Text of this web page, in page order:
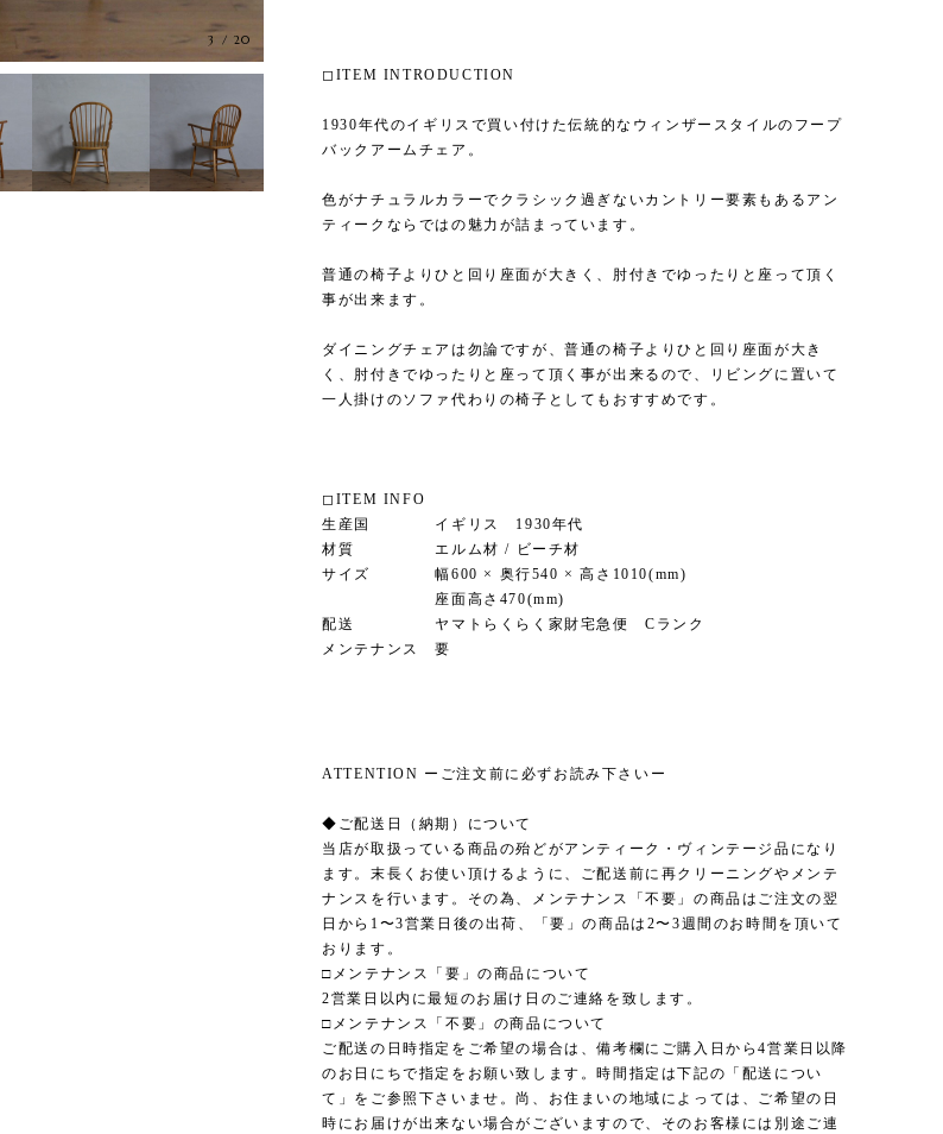
3 / 20
◻︎ITEM INTRODUCTION
1930年代のイギリスで買い付けた伝統的なウィンザースタイルのフープ
バックアームチェア。
色がナチュラルカラーでクラシック過ぎないカントリー要素もあるアン
ティークならではの魅力が詰まっています。
普通の椅子よりひと回り座面が大きく、肘付きでゆったりと座って頂く
事が出来ます。
ダイニングチェアは勿論ですが、普通の椅子よりひと回り座面が大き
く、肘付きでゆったりと座って頂く事が出来るので、リビングに置いて
一人掛けのソファ代わりの椅子としてもおすすめです。
◻︎ITEM INFO
生産国 イギリス 1930年代
材質 エルム材 / ビーチ材
サイズ 幅600 × 奥行540 × 高さ1010(mm)
座面高さ470(mm)
配送 ヤマトらくらく家財宅急便 Cランク
メンテナンス 要
ATTENTION ーご注文前に必ずお読み下さいー
◆ご配送日（納期）について
当店が取扱っている商品の殆どがアンティーク・ヴィンテージ品になり
ます。末長くお使い頂けるように、ご配送前に再クリーニングやメンテ
ナンスを行います。その為、メンテナンス「不要」の商品はご注文の翌
日から1〜3営業日後の出荷、「要」の商品は2〜3週間のお時間を頂いて
おります。
□メンテナンス「要」の商品について
2営業日以内に最短のお届け日のご連絡を致します。
□メンテナンス「不要」の商品について
ご配送の日時指定をご希望の場合は、備考欄にご購入日から4営業日以降
のお日にちで指定をお願い致します。時間指定は下記の「配送につい
て」をご参照下さいませ。尚、お住まいの地域によっては、ご希望の日
時にお届けが出来ない場合がございますので、そのお客様には別途ご連